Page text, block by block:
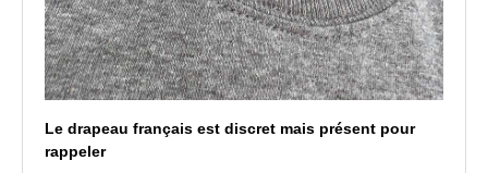
Le drapeau français est discret mais présent pour
rappeler